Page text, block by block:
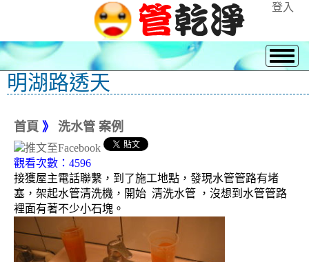
登入
明湖路透天
首頁 》 洗水管 案例
觀看次數：4596
接獲屋主電話聯繫，到了施工地點，發現水管管路有堵
塞，架起水管清洗機，開始 清洗水管 ，沒想到水管管路
裡面有著不少小石塊。